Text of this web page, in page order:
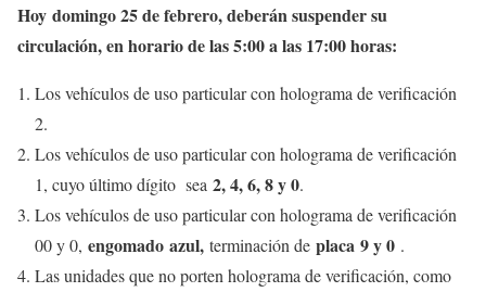
Hoy domingo 25 de febrero, deberán suspender su
circulación, en horario de las 5:00 a las 17:00 horas:
Los vehículos de uso particular con holograma de verificación
2.
Los vehículos de uso particular con holograma de verificación
1, cuyo último dígito sea 2, 4, 6, 8 y 0.
Los vehículos de uso particular con holograma de verificación
00 y 0, engomado azul, terminación de placa 9 y 0 .
Las unidades que no porten holograma de verificación, como